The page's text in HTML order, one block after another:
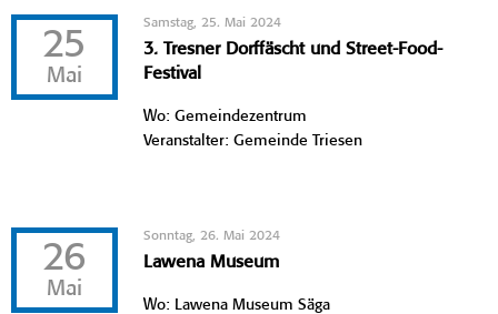
25
Mai
Samstag, 25. Mai 2024
3. Tresner Dorffäscht und Street-Food-
Festival
Wo: Gemeindezentrum
Veranstalter: Gemeinde Triesen
26
Mai
Sonntag, 26. Mai 2024
Lawena Museum
Wo: Lawena Museum Säga